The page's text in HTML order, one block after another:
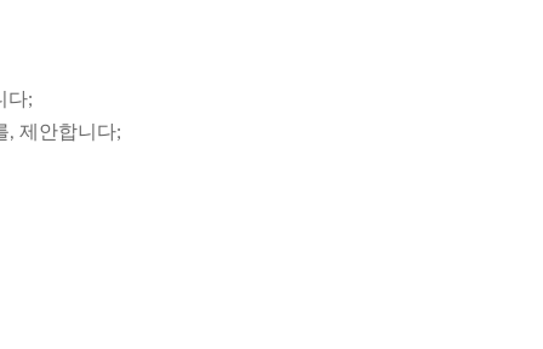
다;
, 제안합니다;